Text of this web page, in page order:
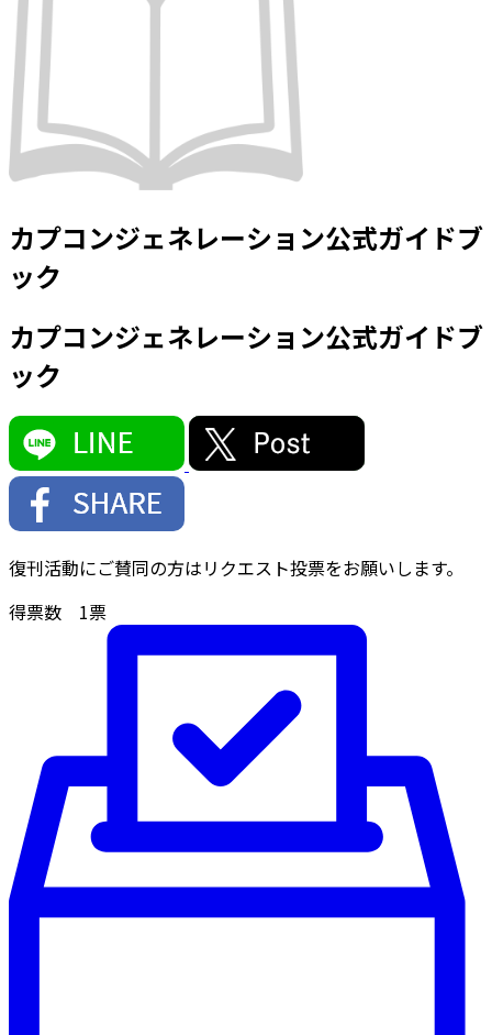
カプコンジェネレーション公式ガイドブ
ック
カプコンジェネレーション公式ガイドブ
ック
復刊活動にご賛同の方はリクエスト投票をお願いします。
得票数 1票